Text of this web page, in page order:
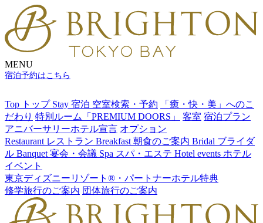
MENU
宿泊予約はこちら
Top トップ Stay 宿泊 空室検索・予約
「癒・快・美」へのこ
だわり 特別ルーム「PREMIUM DOORS」 客室 宿泊プラン
アニバーサリーホテル宣言 オプション
Restaurant レストラン Breakfast 朝食のご案内 Bridal ブライダ
ル Banquet 宴会・会議 Spa スパ・エステ Hotel events ホテル
イベント
東京ディズニーリゾート®・パートナーホテル特典
修学旅行のご案内 団体旅行のご案内